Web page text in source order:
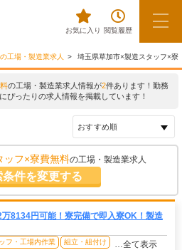
お気に入り 閲覧履歴
工場・製造業求人 埼玉県草加市×製造スタッフ×寮
の工場・製造業求人情報が2件あります！勤務
ぴったりの求人情報を掲載しています！
ッフ×寮費無料の工場・製造業求人
条件を変更する
万8134円可能！寮完備で即入寮OK！製造
フ・工場内作業 組立・組付け …全て表示